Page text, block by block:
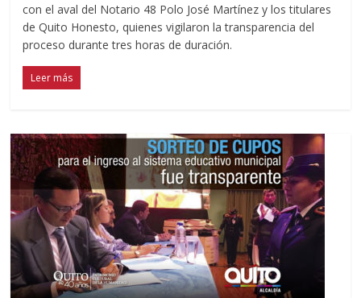
con el aval del Notario 48 Polo José Martínez y los titulares
de Quito Honesto, quienes vigilaron la transparencia del
proceso durante tres horas de duración.
Leer más